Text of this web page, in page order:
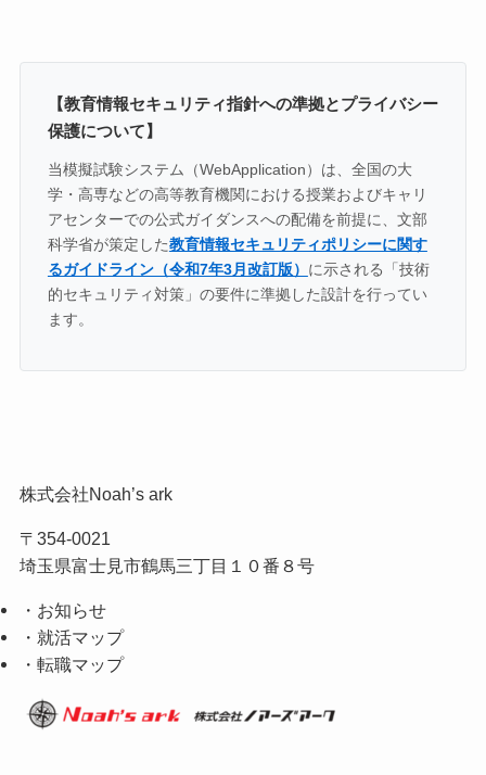
【教育情報セキュリティ指針への準拠とプライバシー
保護について】
当模擬試験システム（WebApplication）は、全国の大
学・高専などの高等教育機関における授業およびキャリ
アセンターでの公式ガイダンスへの配備を前提に、文部
科学省が策定した教育情報セキュリティポリシーに関す
るガイドライン（令和7年3月改訂版） に示される「技術
的セキュリティ対策」の要件に準拠した設計を行ってい
ます。
株式会社Noah’s ark
〒354-0021
埼玉県富士見市鶴馬三丁目１０番８号
・お知らせ
・就活マップ
・転職マップ